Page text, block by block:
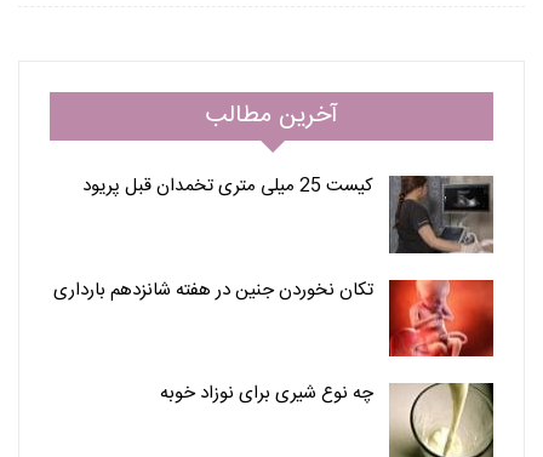
آخرین مطالب
کیست 25 میلی متری تخمدان قبل پریود
تکان نخوردن جنین در هفته شانزدهم بارداری
چه نوع شیری برای نوزاد خوبه